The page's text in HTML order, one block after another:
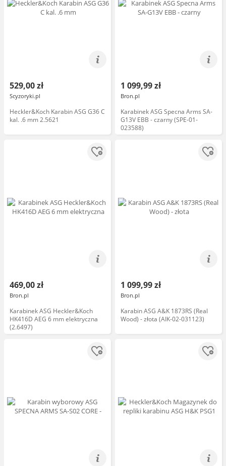
529,00 zł
Scyzoryki.pl
Heckler&Koch Karabin ASG G36 C
kal. .6 mm 2.5621
1 099,99 zł
Bron.pl
Karabinek ASG Specna Arms SA-
G13V EBB - czarny (SPE-01-
023588)
469,00 zł
Bron.pl
Karabinek ASG Heckler&Koch
HK416D AEG 6 mm elektryczna
(2.6497)
1 099,99 zł
Bron.pl
Karabin ASG A&K 1873RS (Real
Wood) - złota (AIK-02-031123)